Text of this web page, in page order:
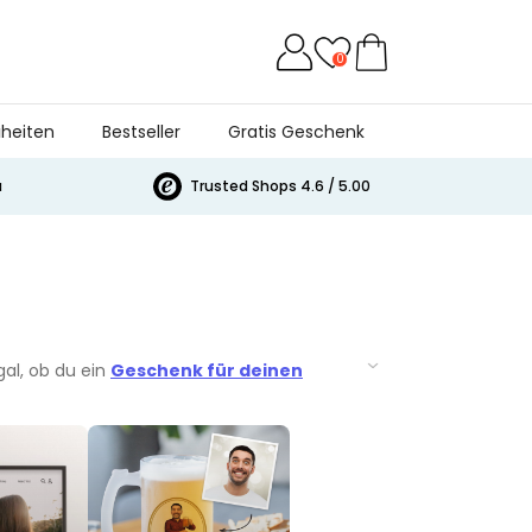
0
Bestseller Gratis Geschenk
Trusted Shops 4.6 / 5.00
ob du ein Geschenk für deinen